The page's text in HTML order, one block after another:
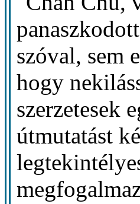
szóval, sem
hogy
szerzetesek
útmutatást